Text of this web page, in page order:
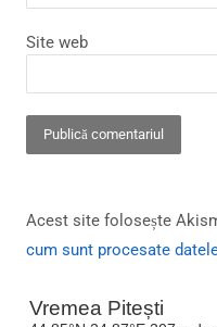
Site web
Acest site folosește
cum sunt procesate